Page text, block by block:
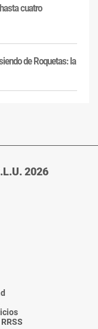
cuatro
de Roquetas: la
2026